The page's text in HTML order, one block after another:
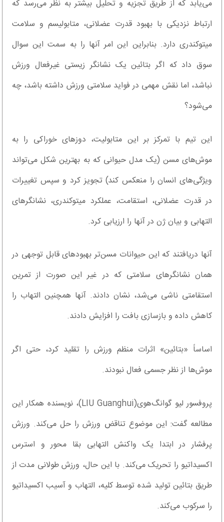
می‌یابد که از طریق تجزیه و تحلیل بیشتر به نظر می‌رسد که
ارتباط نزدیکی با بهبود قدرت عضلانی، متابولیسم و ​​سلامت
میتوکندری دارد. بنابراین این امر آنها را به سمت این سوال
سوق داد که اگر بتائین یک نشانگر زیستی غیرفعال ورزش
نباشد، اما نقش مهمی در فواید سلامتی ورزش داشته باشد، چه
می‌شود؟
این تیم با تمرکز بر این متابولیت، دوزهای خوراکی را به
موش‌های مسن (یک مدل حیوانی که به بهترین شکل می‌تواند
ویژگی‌های انسان را منعکس کند) تجویز کرد و سپس تغییرات
در قدرت عضلانی، استقامت، عملکرد میتوکندری، نشانگرهای
التهابی و بیان ژن در آنها را ارزیابی کرد.
آنها دریافتند که این حیوانات مسن‌تر بهبودهای قابل توجهی در
همان نشانگرهای سلامتی که در غیر این صورت از تمرین
استقامتی ناشی می‌شد، نشان دادند. آنها همچنین التهاب را
کاهش داده و بازسازی بافت را افزایش دادند.
اساساً «بتائین» اثرات منظم ورزش را تقلید کرد، حتی اگر
موش‌ها از نظر جسمی فعال نبودند.
پروفسور لیو گوانگ‌هوی(LIU Guanghui)، نویسنده همکار این
مطالعه گفت: این موضوع تناقض ورزش را حل می‌کند. ورزش
پرفشار در ابتدا یک واکنش التهابی بقا محور و استرس
اکسیداتیو را تحریک می‌کند. با این حال، ورزش طولانی مدت از
طریق بتائین تولید شده توسط کلیه، التهاب و آسیب اکسیداتیو
را سرکوب می‌کند.